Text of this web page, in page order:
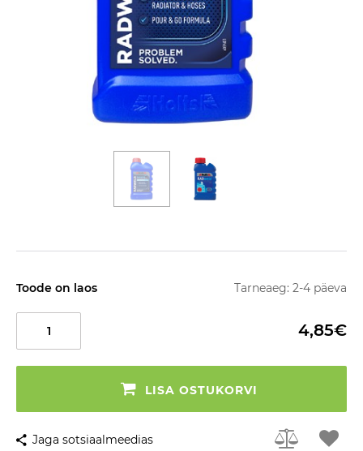
Toode on laos Tarneaeg: 2-4 päeva
4,85€
LISA OSTUKORVI
Jaga sotsiaalmeedias